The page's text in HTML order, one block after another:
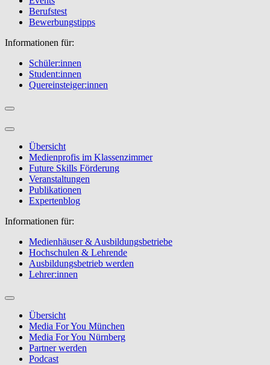
Berufstest
Bewerbungstipps
Informationen für:
Schüler:innen
Student:innen
Quereinsteiger:innen
Übersicht
Medienprofis im Klassenzimmer
Future Skills Förderung
Veranstaltungen
Publikationen
Expertenblog
Informationen für:
Medienhäuser & Ausbildungsbetriebe
Hochschulen & Lehrende
Ausbildungsbetrieb werden
Lehrer:innen
Übersicht
Media For You München
Media For You Nürnberg
Partner werden
Podcast